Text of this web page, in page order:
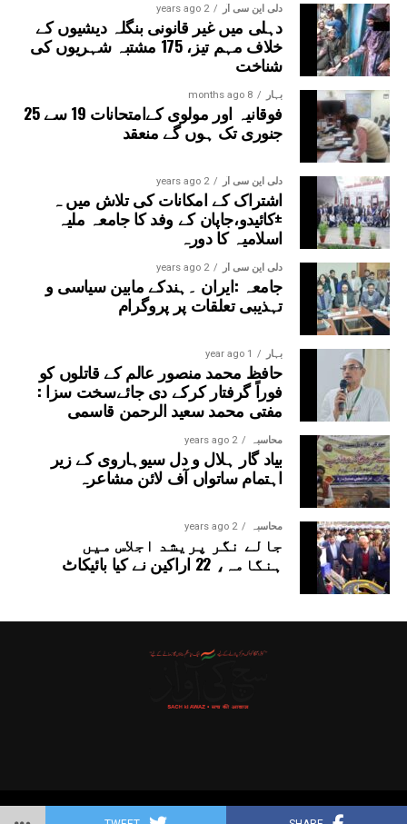
دلی این سی آر 2 years ago
دہلی میں غیر قانونی بنگلہ دیشیوں کے
خلاف مہم تیز، 175 مشتبہ شہریوں کی
شناخت
بہار 8 months ago
فوقانیہ اور مولوی کےامتحانات 19 سے 25
جنوری تک ہوں گے منعقد
دلی این سی آر 2 years ago
اشتراک کے امکانات کی تلاش میں ہ
±کائیدو،جاپان کے وفد کا جامعہ ملیہ
اسلامیہ کا دورہ
دلی این سی آر 2 years ago
جامعہ :ایران ۔ہندکے مابین سیاسی و
تہذیبی تعلقات پر پروگرام
بہار 1 year ago
حافظ محمد منصور عالم کے قاتلوں کو
فوراً گرفتار کرکے دی جائےسخت سزا :
مفتی محمد سعید الرحمن قاسمی
محاسبہ 2 years ago
بیاد گار ہلال و دل سیوہاروی کے زیر
اہتمام ساتواں آف لائن مشاعرہ
محاسبہ 2 years ago
جالے نگر پریشد اجلاس میں
ہنگامہ، 22 اراکین نے کیا بائیکاٹ
Copyright © 2025 Probitas News Network